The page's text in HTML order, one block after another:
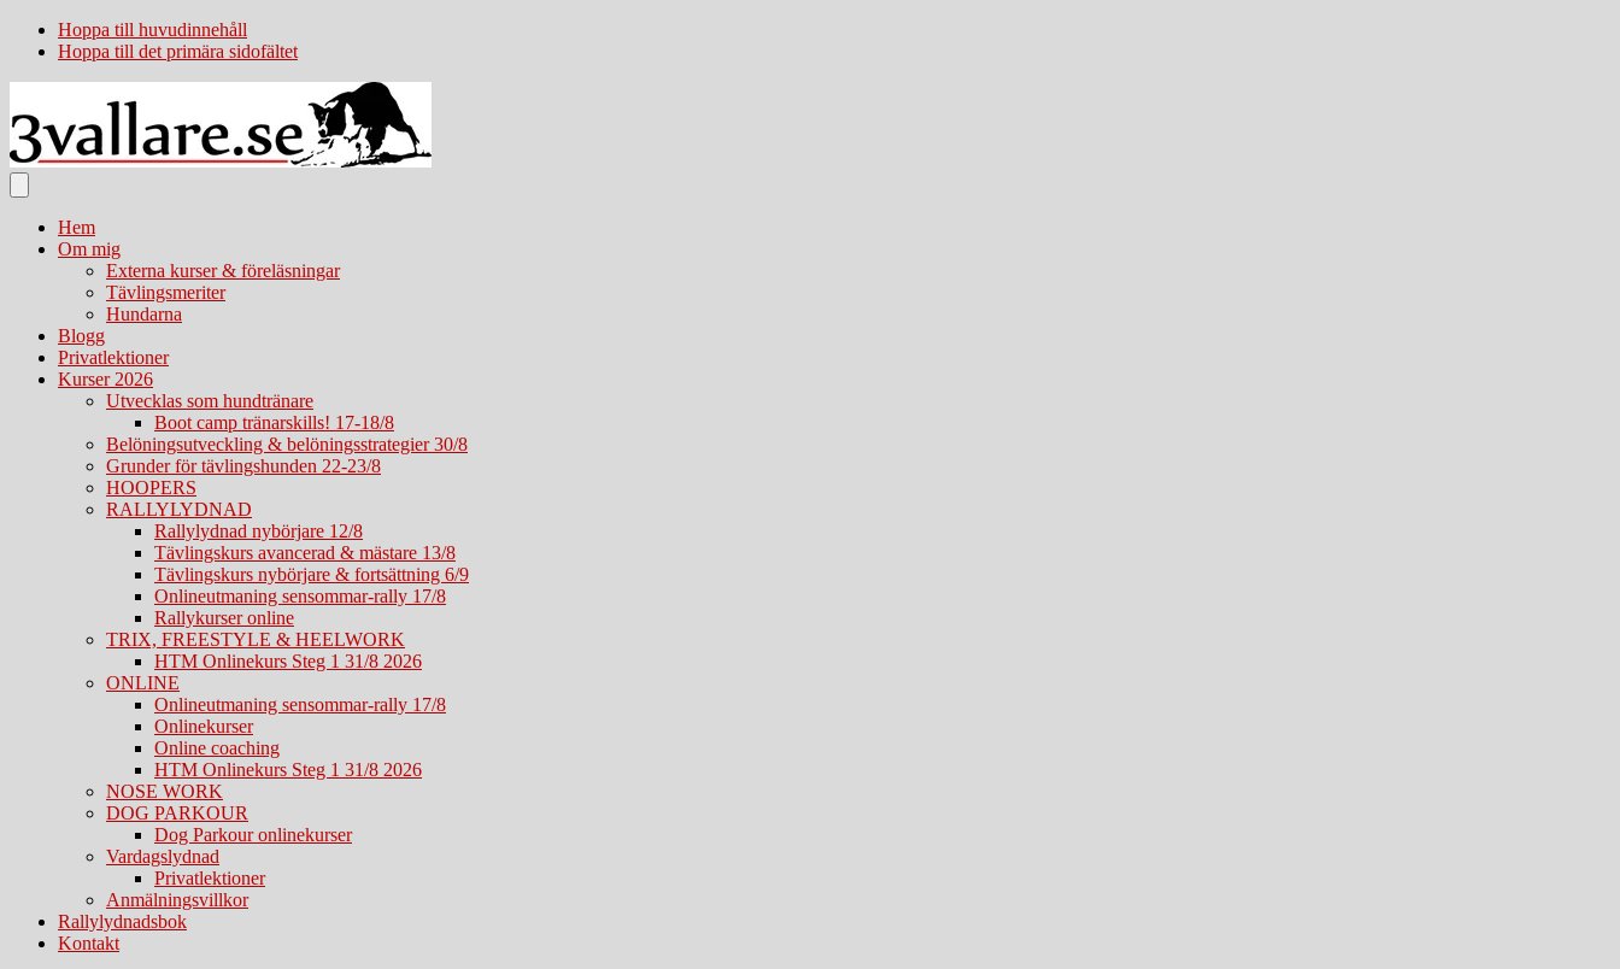
Hoppa till huvudinnehåll
Hoppa till det primära sidofältet
Hem
Om mig
Externa kurser & föreläsningar
Tävlingsmeriter
Hundarna
Blogg
Privatlektioner
Kurser 2026
Utvecklas som hundtränare
Boot camp tränarskills! 17-18/8
Belöningsutveckling & belöningsstrategier 30/8
Grunder för tävlingshunden 22-23/8
HOOPERS
RALLYLYDNAD
Rallylydnad nybörjare 12/8
Tävlingskurs avancerad & mästare 13/8
Tävlingskurs nybörjare & fortsättning 6/9
Onlineutmaning sensommar-rally 17/8
Rallykurser online
TRIX, FREESTYLE & HEELWORK
HTM Onlinekurs Steg 1 31/8 2026
ONLINE
Onlineutmaning sensommar-rally 17/8
Onlinekurser
Online coaching
HTM Onlinekurs Steg 1 31/8 2026
NOSE WORK
DOG PARKOUR
Dog Parkour onlinekurser
Vardagslydnad
Privatlektioner
Anmälningsvillkor
Rallylydnadsbok
Kontakt